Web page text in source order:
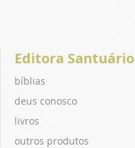
Editora Santuário
bíblias
deus conosco
livros
outros produtos